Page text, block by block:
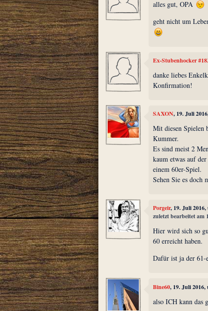
alles gut, OPA
geht nicht um
Ex-Stubenhocker
danke liebes
Konfirmation!
SAXON, 19. Juli
Mit diesen Spielen
Kummer.
Es sind meist 2
kaum etwas auf
einem 60er-Spiel.
Sehen Sie es doch
Porgeir, 19. Juli
zuletzt bearbeitet am
Hier wird sich so
60 erreicht haben.
Dafür ist ja der
Bine60, 19. Juli 2016,
also ICH kann das